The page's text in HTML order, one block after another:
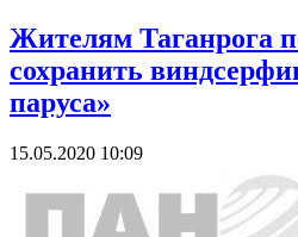
Жителям Таганрога
сохранить
паруса»
15.05.2020 10:09